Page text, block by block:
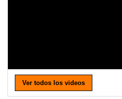
Ver todos los videos